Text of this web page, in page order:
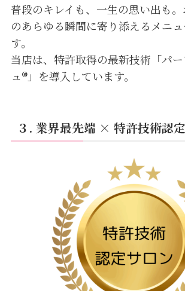
普段のキレイも、一生の思い出も
のあらゆる瞬間に寄り添えるメニ
す。
当店は、特許取得の最新技術「パ
ュ®」を導入しています。
３. 業界最先端 × 特許技術認